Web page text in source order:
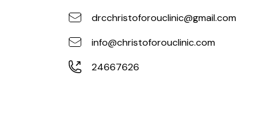
drcchristoforouclinic@gmail.com
info@christoforouclinic.com
24667626